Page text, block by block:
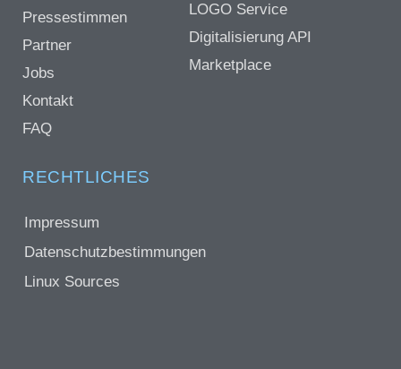
Pressestimmen
Partner
Jobs
Kontakt
FAQ
LOGO Service
Digitalisierung API
Marketplace
RECHTLICHES
Impressum
Datenschutzbestimmungen
Linux Sources